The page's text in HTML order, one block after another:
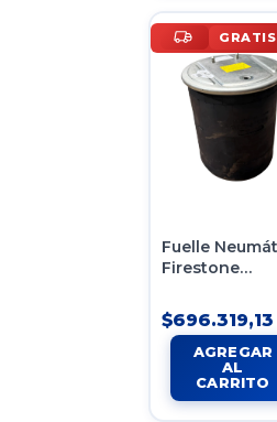
GRATIS
Fuelle
Firestone
1t19llj-14
$696.319,13